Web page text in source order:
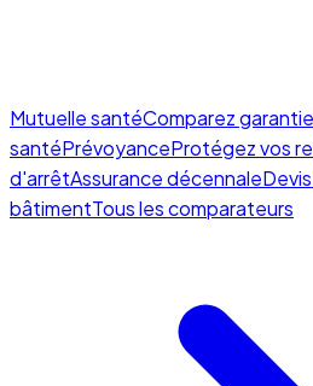
Mutuelle santéComparez
santéPrévoyanceProtégez vos
d'arrêtAssurance décennale
bâtimentTous les comparateurs